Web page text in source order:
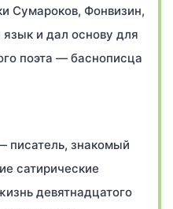
Сумароков, Фонвизин,
и дал основу для
поэта — баснописца
писатель, знакомый
сатирические
девятнадцатого